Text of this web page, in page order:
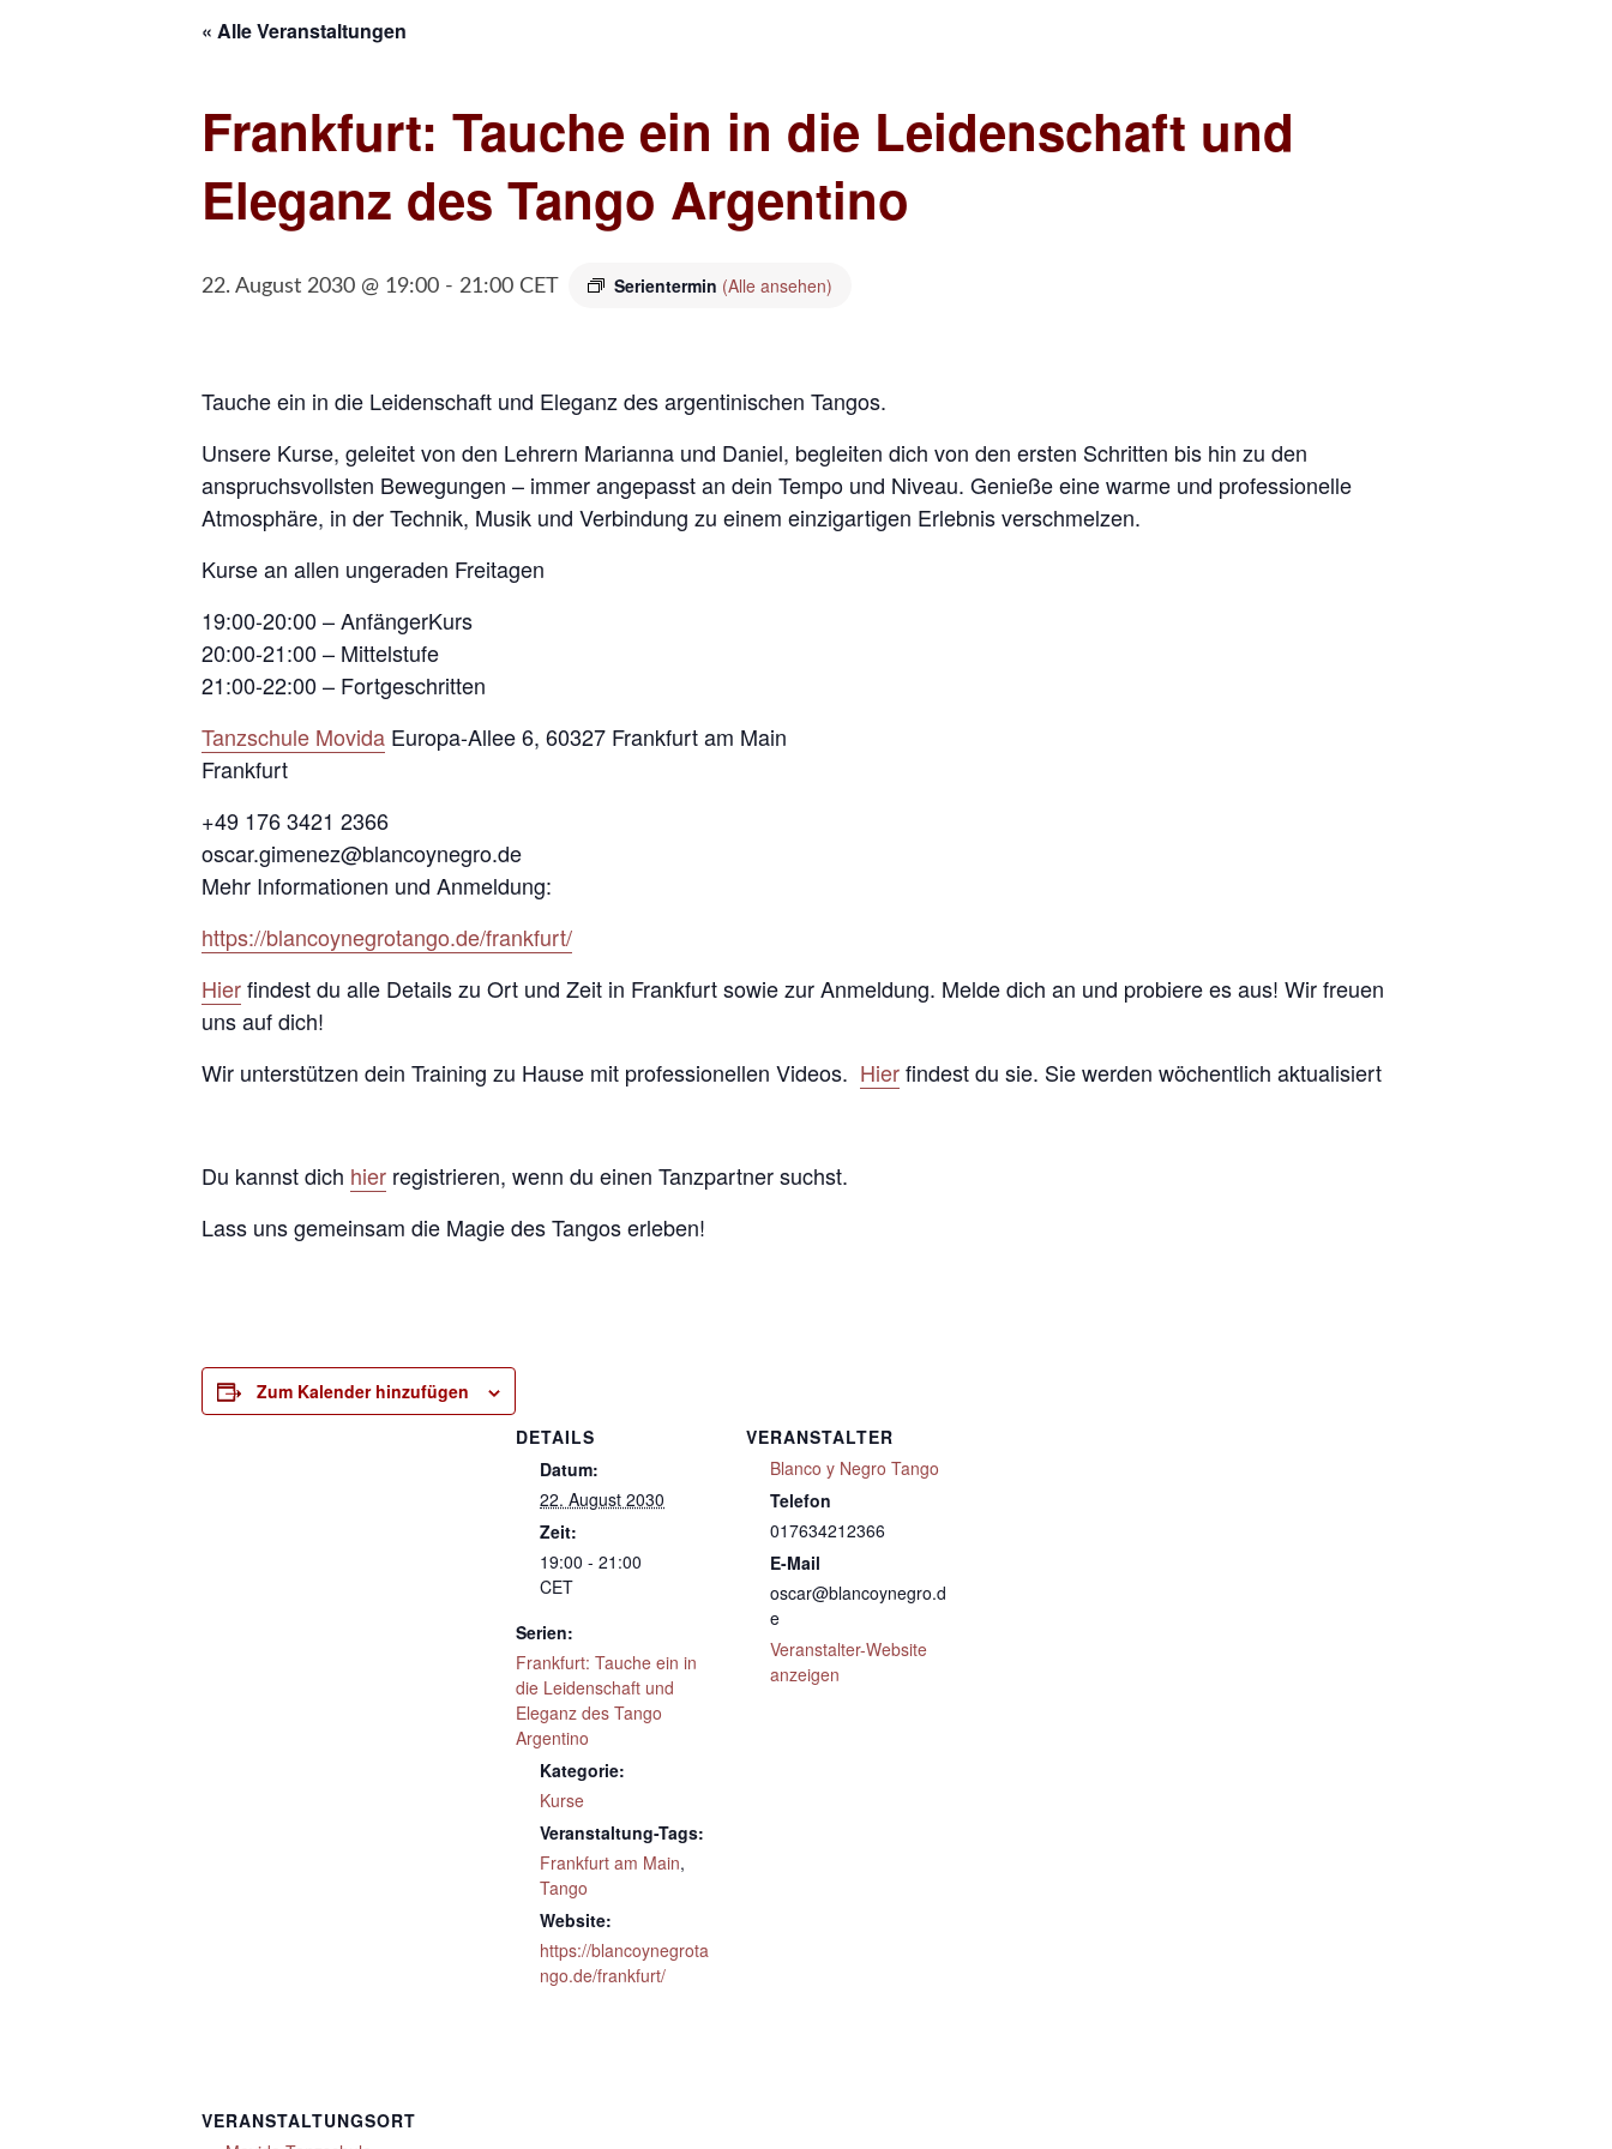
« Alle Veranstaltungen
Frankfurt: Tauche ein in die Leidenschaft und
Eleganz des Tango Argentino
22. August 2030 @ 19:00 - 21:00 CET Serientermin (Alle ansehen)
Tauche ein in die Leidenschaft und Eleganz des argentinischen Tangos.
Unsere Kurse, geleitet von den Lehrern Marianna und Daniel, begleiten dich von den ersten Schritten bis hin zu den
anspruchsvollsten Bewegungen – immer angepasst an dein Tempo und Niveau. Genieße eine warme und professionelle
Atmosphäre, in der Technik, Musik und Verbindung zu einem einzigartigen Erlebnis verschmelzen.
Kurse an allen ungeraden Freitagen
19:00-20:00 – AnfängerKurs
20:00-21:00 – Mittelstufe
21:00-22:00 – Fortgeschritten
Tanzschule Movida Europa-Allee 6, 60327 Frankfurt am Main
Frankfurt
+49 176 3421 2366
oscar.gimenez@blancoynegro.de
Mehr Informationen und Anmeldung:
https://blancoynegrotango.de/frankfurt/
Hierfindest du alle Details zu Ort und Zeit in Frankfurt sowie zur Anmeldung. Melde dich an und probiere es aus! Wir freuen
uns auf dich!
Wir unterstützen dein Training zu Hause mit professionellen Videos. Hierfindest du sie. Sie werden wöchentlich aktualisiert
Du kannst dich hier registrieren, wenn du einen Tanzpartner suchst.
Lass uns gemeinsam die Magie des Tangos erleben!
Zum Kalender hinzufügen
DETAILS
Datum:
22. August 2030
Zeit:
19:00 - 21:00
CET
Serien:
Frankfurt: Tauche ein in
die Leidenschaft und
Eleganz des Tango
Argentino
Kategorie:
Kurse
Veranstaltung-Tags:
Frankfurt am Main,
Tango
Website:
https://blancoynegrota
ngo.de/frankfurt/
VERANSTALTER
Blanco y Negro Tango
Telefon
017634212366
E-Mail
oscar@blancoynegro.d
e
Veranstalter-Website
anzeigen
VERANSTALTUNGSORT